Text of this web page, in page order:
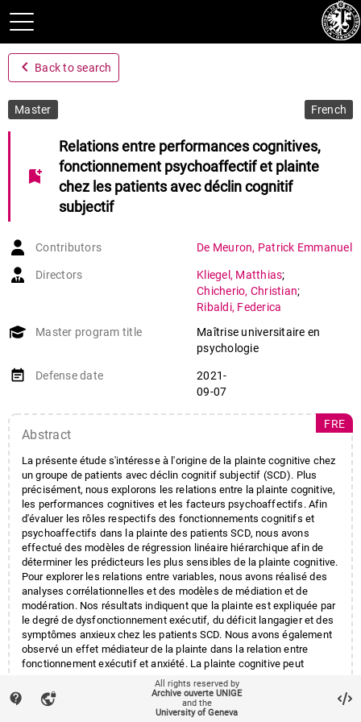
navigate_before Back to search
Master French
bookmark_add
Relations entre performances cognitives,
fonctionnement psychoaffectif et plainte
chez les patients avec déclin cognitif
subjectif
Contributors De Meuron, Patrick Emmanuel
Directors Kliegel , Matthias;
Chicherio, Christian;
Ribaldi, Federica
Master program title
Maîtrise universitaire en
psychologie
event_note Defense date
2021-
09-07
Abstract
La présente étude s'intéresse à l'origine de la plainte cognitive chez
un groupe de patients avec déclin cognitif subjectif (SCD). Plus
précisément, nous explorons les relations entre la plainte cognitive,
les performances cognitives et les facteurs psychoaffectifs. Afin
d'évaluer les rôles respectifs des fonctionnements cognitifs et
psychoaffectifs dans la plainte des patients SCD, nous avons
effectué des modèles de régression linéaire hiérarchique afin de
déterminer les prédicteurs les plus sensibles de la plainte cognitive.
Pour explorer les relations entre variables, nous avons réalisé des
analyses corrélationnelles et des modèles de médiation et de
modération. Nos résultats indiquent que la plainte est expliquée par
le degré de dysfonctionnement exécutif, du déficit langagier et des
symptômes anxieux chez les patients SCD. Nous avons également
observé un effet médiateur de la plainte dans la relation entre
fonctionnement exécutif et anxiété. La plainte cognitive peut
représenter un intermédiaire sur lequel intervenir pour diminuer
l'anxiété.
FRE
account_balance Affiliation entities
Faculté de psychologie et des
contact_support vpn_lock
All rights reserved by
Archive ouverte UNIGE
and the
University of Geneva